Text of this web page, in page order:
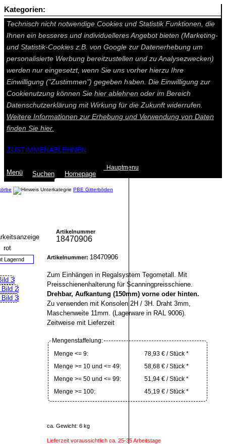
Auf dieser Seite werden technisch notwendige Cookies gesetzt.
Technisch nicht notwendige Cookies und Statistik Funktionen, die
Ihnen ein besseres und individuelleres Angebot bieten (Marketing-
und Statistik-Cookies z.B. von Google zur Datenerhebung um
personalisierte Werbung bereitzustellen und zu Analysezwecken)
werden nur eingesetzt, wenn Sie uns vorher hierzu Ihre
Einwilligung ("Zustimmen") gegeben haben. Die Einwilligung zur
Cookienutzung können Sie hier ablehnen oder im Bereich
Datenschutzerklärung mit Wirkung für die Zukunft widerrufen.
Weitere Informationen zur Erhebung und Verwendung von Daten
finden Sie hier.
ZUSTIMMENABLEHNEN
Menü Suchen Homepage
Hauptmenu
PBE Gitterböden
Lagernd
Artikelnummer
18470906
Artikelnummer: 18470906
Zum Einhängen in Regalsystem Tegometall. Mit
Preisschienenhalterung für Scanningpreisschiene.
Drehbar, Aufkantung (150mm) vorne oder hinten.
Zu verwenden mit Konsolen 2H / 3H. Draht 3mm,
Maschenweite 11mm. (Lagerware in RAL 9006).
Zeitweise mit Lieferzeit
Mengenstaffelung:
Menge <= 9:
78,93 € / Stück *
Menge >= 10 und <= 49:
58,68 € / Stück *
Menge >= 50 und <= 99:
51,94 € / Stück *
Menge >= 100:
45,19 € / Stück *
ca. Gewicht: 6 kg
Lieferzeit voraussichtlich ca. 25-35 Arbeitstage
Kategorien: